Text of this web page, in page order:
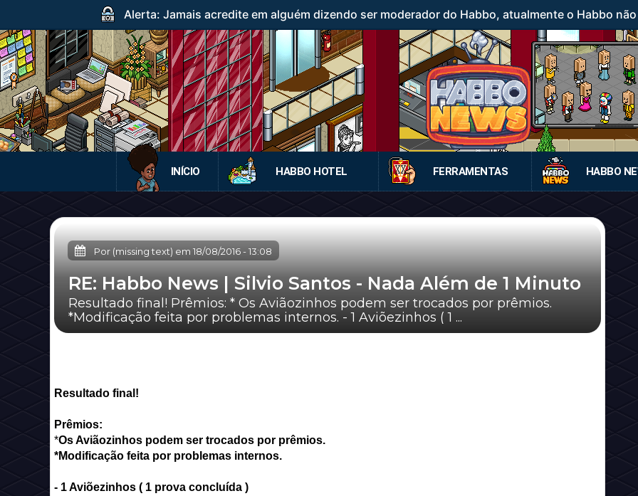
Alerta: Jamais acredite em alguém dizendo ser moderador do Habbo, atualmente o Habbo
INÍCIO HABBO HOTEL FERRAMENTAS HABBO
Por (missing text) em 18/08/2016-13:08
RE: Habbo News | Silvio Santos - Nada Além de 1 Minuto
Resultado final! Prêmios: * Os Aviãozinhos podem ser trocados por prêmios.
*Modificação feita por problemas internos. - 1 Aviõezinhos ( 1 ...
Resultado final!
Prêmios:
*Os Aviãozinhos podem ser trocados por prêmios.
*Modificação feita por problemas internos.
- 1 Aviõezinhos ( 1 prova concluída )